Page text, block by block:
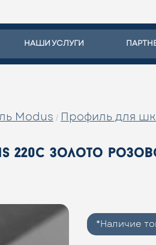
НАШИ УСЛУГИ
Modus / Профиль для
золото
*Наличие